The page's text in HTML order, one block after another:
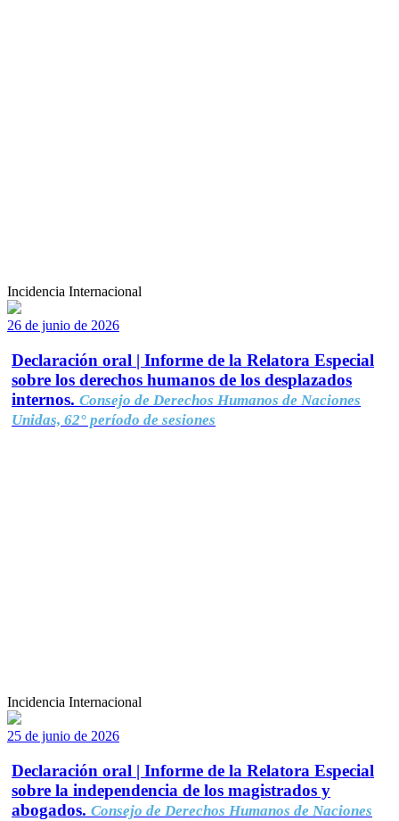
Incidencia Internacional
26 de junio de 2026
Declaración oral | Informe de la Relatora Especial
sobre los derechos humanos de los desplazados
internos. Consejo de Derechos Humanos de Naciones
Unidas, 62° período de sesiones
Incidencia Internacional
25 de junio de 2026
Declaración oral | Informe de la Relatora Especial
sobre la independencia de los magistrados y
abogados. Consejo de Derechos Humanos de Naciones